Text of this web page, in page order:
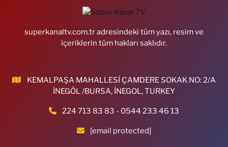
superkanaltv.com.tr adresindeki tüm yazı, resim ve
içeriklerin tüm hakları saklıdır.
KEMALPAŞA MAHALLESİ ÇAMDERE SOKAK NO: 2/A
İNEGÖL /BURSA, İNEGOL, TURKEY
224 713 83 83 - 0544 233 46 13
[email protected]